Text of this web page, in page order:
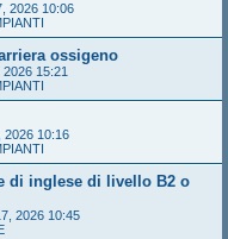
2026 10:06
ossigeno
15:21
2026 10:16
di inglese di livello B2 o
2026 10:45